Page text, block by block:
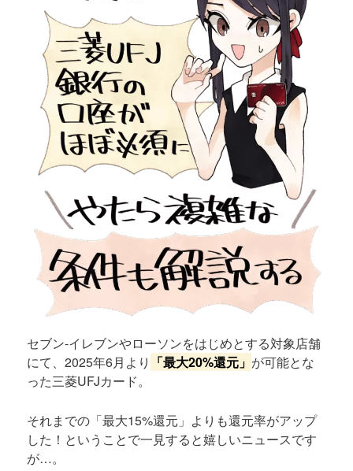
セブン-イレブンやローソンをはじめとする対象店舗
にて、2025年6月より 「最大20%還元」 が可能とな
った三菱UFJカード。
それまでの「最大15%還元」よりも還元率がアップ
した！ということで一見すると嬉しいニュースです
が…。